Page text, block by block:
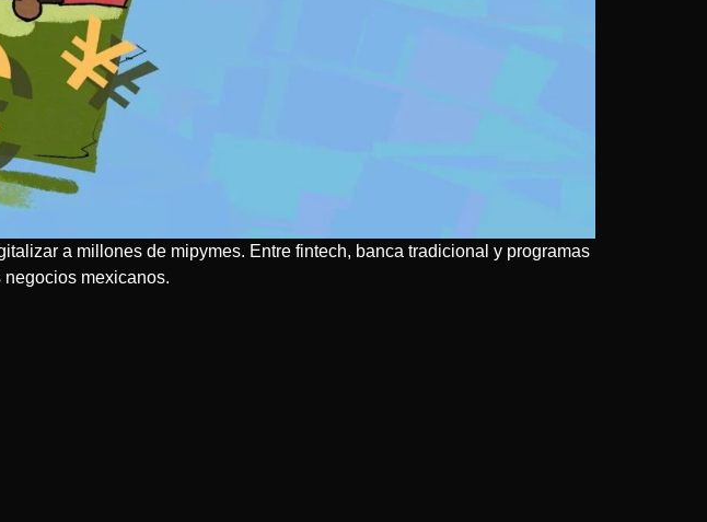
a millones de mipymes. Entre fintech, banca tradicional y programas
mexicanos.